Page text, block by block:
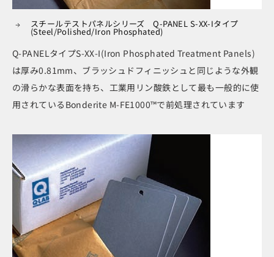
スチールテストパネルシリーズ Q-PANEL S-XX-Iタイプ
(Steel/Polished/Iron Phosphated)
Q-PANELタイプS-XX-I(Iron Phosphated Treatment Panels)
は厚み0.81mm、ブラッシュドフィニッシュと同じような外観
の滑らかな表面を持ち、工業用リン酸鉄として最も一般的に使
用されているBonderite M-FE1000™で前処理されています